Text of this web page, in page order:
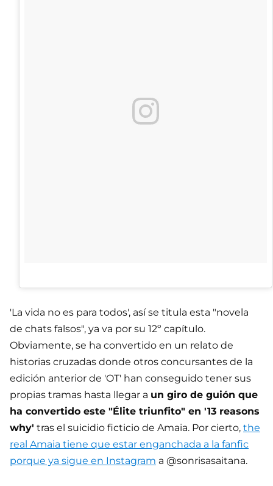
'La vida no es para todos', así se titula esta "novela
de chats falsos", ya va por su 12º capítulo.
Obviamente, se ha convertido en un relato de
historias cruzadas donde otros concursantes de la
edición anterior de 'OT' han conseguido tener sus
propias tramas hasta llegar a un giro de guión que
ha convertido este "Élite triunfito" en '13 reasons
why' tras el suicidio ficticio de Amaia. Por cierto, the
real Amaia tiene que estar enganchada a la fanfic
porque ya sigue en Instagram a @sonrisasaitana.